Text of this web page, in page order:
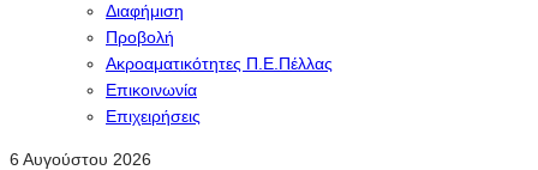
Διαφήμιση
Προβολή
Ακροαματικότητες Π.Ε.Πέλλας
Επικοινωνία
Επιχειρήσεις
6 Αυγούστου 2026